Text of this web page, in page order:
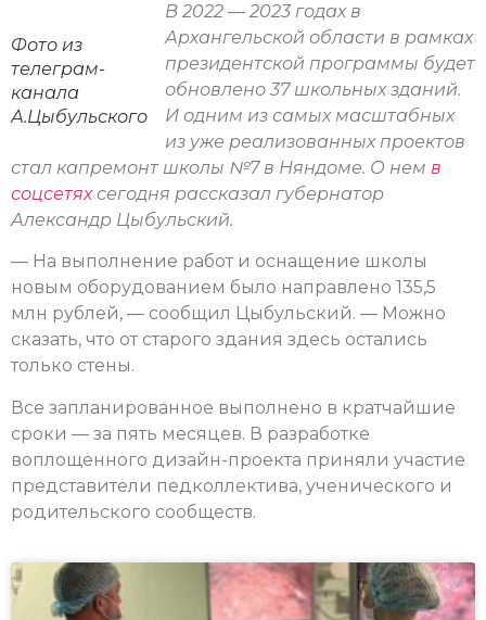
Фото из
телеграм-
канала
А.Цыбульского
В 2022 — 2023 годах в
Архангельской области в рамках
президентской программы будет
обновлено 37 школьных зданий.
И одним из самых масштабных
из уже реализованных проектов
стал капремонт школы №7 в Няндоме. О нем в
соцсетяхсегодня рассказал губернатор
Александр Цыбульский.
— На выполнение работ и оснащение школы
новым оборудованием было направлено 135,5
млн рублей, — сообщил Цыбульский. — Можно
сказать, что от старого здания здесь остались
только стены.
Все запланированное выполнено в кратчайшие
сроки — за пять месяцев. В разработке
воплощенного дизайн-проекта приняли участие
представители педколлектива, ученического и
родительского сообществ.